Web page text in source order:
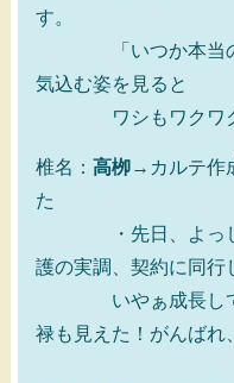
す。
「いつか本当のエ
気込む姿を見ると
ワシもワクワクし
椎名： 高栁→カルテ作
た
・先日、よっし（
護の実調、契約に同行
いやぁ成長してい
禄も見えた！がんばれ